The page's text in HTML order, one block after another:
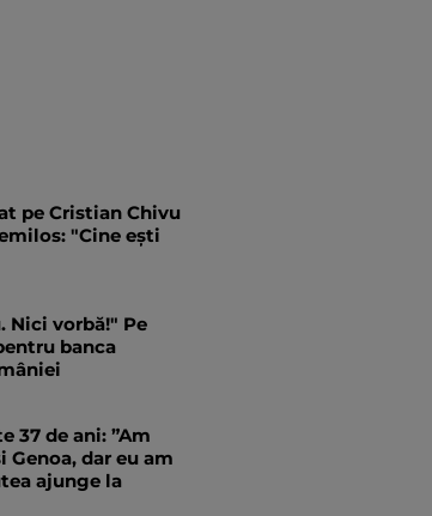
pe Cristian Chivu
"Cine ești
Nici vorbă!" Pe
banca
37 de ani: ”Am
Genoa, dar eu am
ajunge la